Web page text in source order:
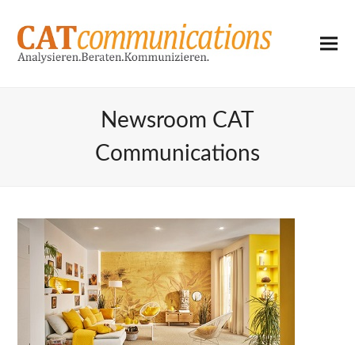
Newsroom CAT
Communications